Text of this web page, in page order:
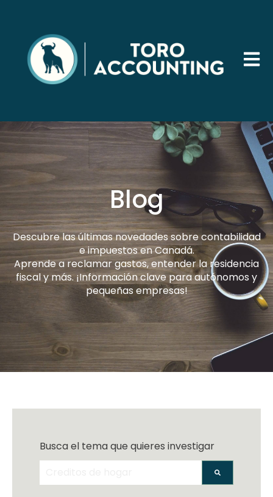
Abrir
Blog
Descubre las últimas novedades sobre contabilidad
e impuestos en Canadá.
Aprende a reclamar gastos, entender la residencia
fiscal y más. ¡Información clave para autónomos y
pequeñas empresas!
Busca el tema que quieres investigar